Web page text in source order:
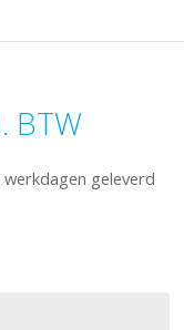
BTW
geleverd